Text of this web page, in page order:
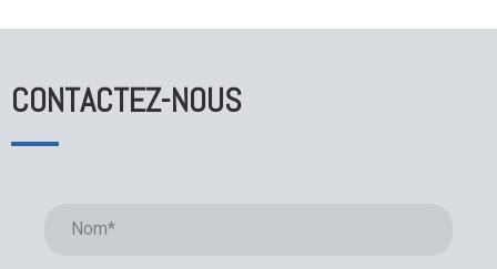
CONTACTEZ-NOUS